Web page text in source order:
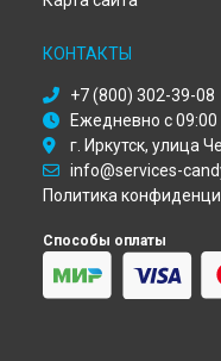
Ремонт кухонной
Ремонт кухонной
Новокузнецке
Ремонт кухонной
Ремонт кухонной
Ремонт кухонной
Челнах
КОНТАКТЫ
+7 (800) 302-39-08
Ежедневно с 09:00
г. Иркутск, улица
info@services-
Политика
Способы оплаты